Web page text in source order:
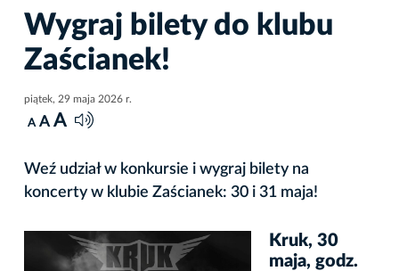
Wygraj bilety do klubu
Zaścianek!
piątek, 29 maja 2026 r.
A A A
Weź udział w konkursie i wygraj bilety na
koncerty w klubie Zaścianek: 30 i 31 maja!
Kruk, 30
maja, godz.